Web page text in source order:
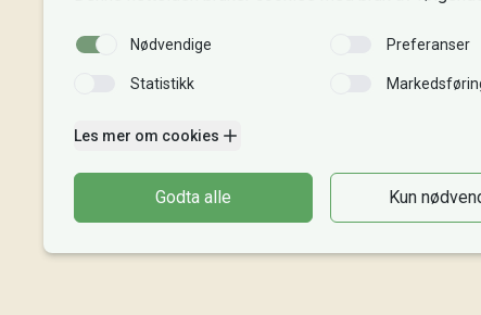
Organisasjonsnr. 995 189 186
Kontonummer: 3000 48 00008
Vipps: 20913
Faktura til NLA
Intranett